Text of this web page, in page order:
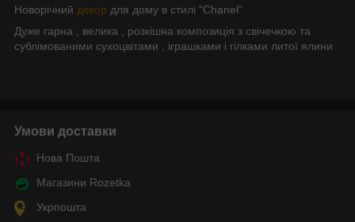
Новорічний декор для дому в стилі “Chanel”
Дуже гарна , велика , розкішна композиція з свічечкою та
сублімованими сухоцвітами , іграшками і гілками литої ялини
Умови доставки
Нова Пошта
Магазини Rozetka
Укрпошта